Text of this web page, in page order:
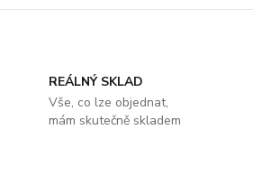
REÁLNÝ SKLAD
Vše, co lze objednat,
mám skutečně skladem